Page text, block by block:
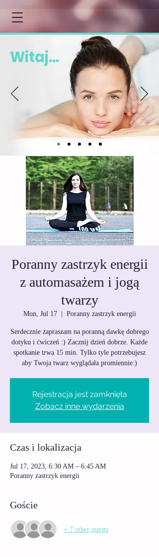
Witaj...
Poranny zastrzyk energii
z automasażem i jogą
twarzy
Mon, Jul 17
  |
Poranny zastrzyk energii
Serdecznie zapraszam na poranną dawkę dobrego
dotyku i ćwiczeń :) Zacznij dzień dobrze. Każde
spotkanie trwa 15 min. Tylko tyle potrzebujesz
Rejestracja jest zamknięta
Zobacz inne wydarzenia
Czas i lokalizacja
Jul 17, 2023, 6:30 AM – 6:45 AM
Poranny zastrzyk energii
Goście
+ 7 other guests